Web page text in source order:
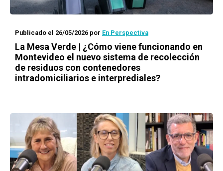
Publicado el 26/05/2026 por En Perspectiva
La Mesa Verde | ¿Cómo viene funcionando en
Montevideo el nuevo sistema de recolección
de residuos con contenedores
intradomiciliarios e interprediales?